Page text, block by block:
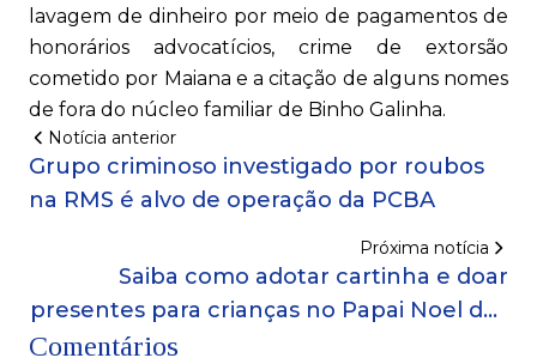
lavagem de dinheiro por meio de pagamentos de
honorários advocatícios, crime de extorsão
cometido por Maiana e a citação de alguns nomes
de fora do núcleo familiar de Binho Galinha.
Notícia anterior
Grupo criminoso investigado por roubos
na RMS é alvo de operação da PCBA
Próxima notícia
Saiba como adotar cartinha e doar
presentes para crianças no Papai Noel dos
Comentários